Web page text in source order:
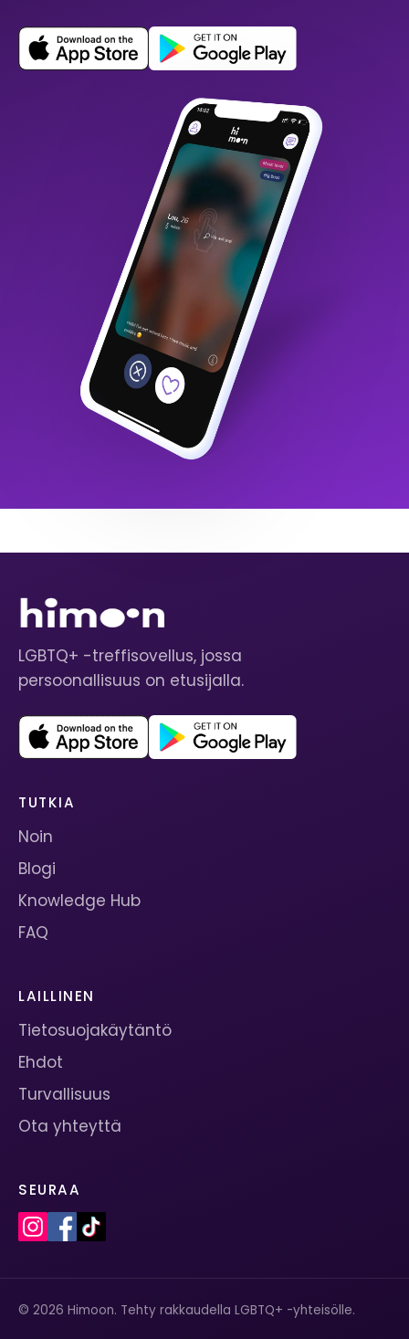
LGBTQ+ -treffisovellus, jossa
persoonallisuus on etusijalla.
TUTKIA
Noin
Blogi
Knowledge Hub
FAQ
LAILLINEN
Tietosuojakäytäntö
Ehdot
Turvallisuus
Ota yhteyttä
SEURAA
© 2026 Himoon. Tehty rakkaudella LGBTQ+ -yhteisölle.